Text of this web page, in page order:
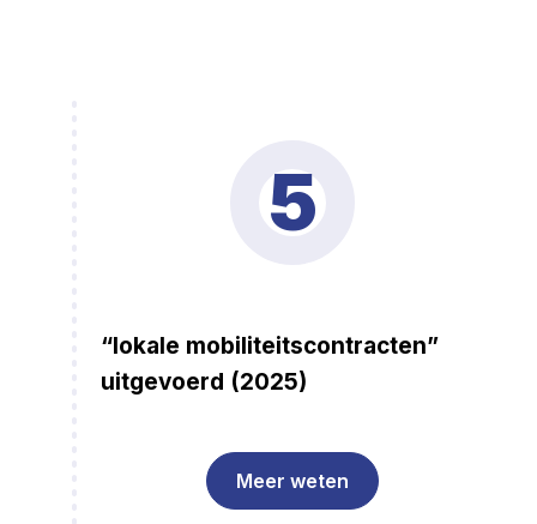
5
“lokale mobiliteitscontracten”
uitgevoerd (2025)
Meer weten